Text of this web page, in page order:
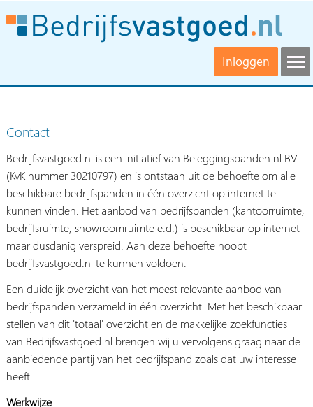
Inloggen
Contact
Bedrijfsvastgoed.nl is een initiatief van Beleggingspanden.nl BV
(KvK nummer 30210797) en is ontstaan uit de behoefte om alle
beschikbare bedrijfspanden in één overzicht op internet te
kunnen vinden. Het aanbod van bedrijfspanden (kantoorruimte,
bedrijfsruimte, showroomruimte e.d.) is beschikbaar op internet
maar dusdanig verspreid. Aan deze behoefte hoopt
bedrijfsvastgoed.nl te kunnen voldoen.
Een duidelijk overzicht van het meest relevante aanbod van
bedrijfspanden verzameld in één overzicht. Met het beschikbaar
stellen van dit 'totaal' overzicht en de makkelijke zoekfuncties
van Bedrijfsvastgoed.nl brengen wij u vervolgens graag naar de
aanbiedende partij van het bedrijfspand zoals dat uw interesse
heeft.
Werkwijze